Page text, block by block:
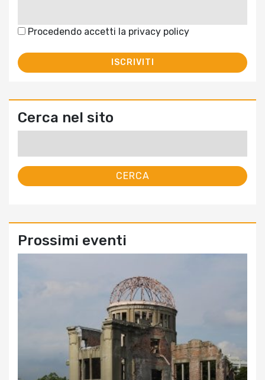
Procedendo accetti la privacy policy
Cerca nel sito
Prossimi eventi